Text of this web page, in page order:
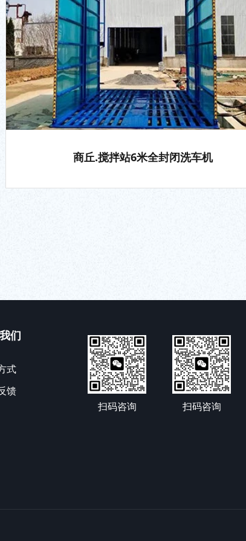
商丘.搅拌站6米全封闭洗车机
们
式
馈
扫码咨询
扫码咨询